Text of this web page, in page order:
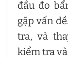
đầu đo
gặp vấn
tra, và
kiểm tra